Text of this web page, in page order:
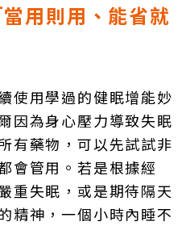
用則用、能省就
使用學過的健眠增能妙
因為身心壓力導致失眠
有藥物，可以先試試非
會管用。若是根據經
重失眠，或是期待隔天
精神，一個小時內睡不